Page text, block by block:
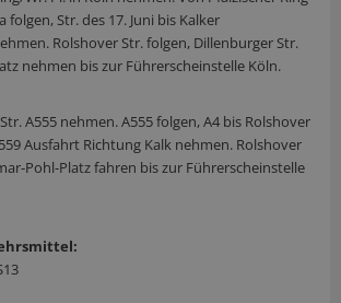
folgen, Str. des 17. Juni bis Kalker
Rolshover Str. folgen, Dillenburger Str.
nehmen bis zur Führerscheinstelle Köln.
A555 nehmen. A555 folgen, A4 bis Rolshover
Ausfahrt Richtung Kalk nehmen. Rolshover
Pohl-Platz fahren bis zur Führerscheinstelle